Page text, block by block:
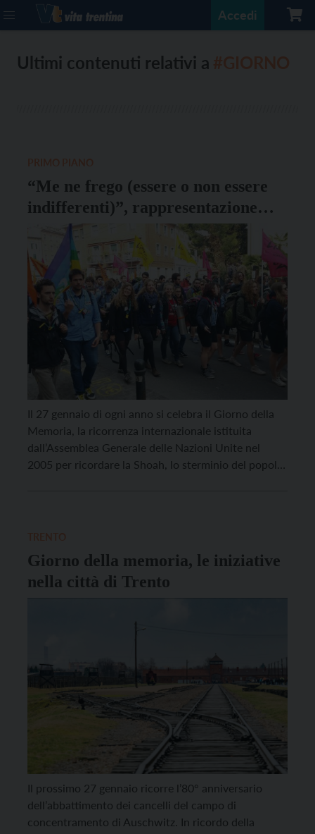
Accedi
Ultimi contenuti relativi a
“Me ne frego (essere o non essere
indifferenti)”, rappresentazione
teatrale a Caldonazzo il 25 gennaio
Il 27 gennaio di ogni anno si celebra il Giorno della
Memoria, la ricorrenza internazionale istituita
dall’Assemblea Generale delle Nazioni Unite nel
2005 per ricordare la Shoah, lo sterminio del popolo
Giorno della memoria, le iniziative
nella città di Trento
Il prossimo 27 gennaio ricorre l’80° anniversario
dell’abbattimento dei cancelli del campo di
concentramento di Auschwitz. In ricordo della